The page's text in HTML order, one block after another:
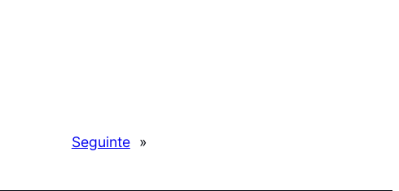
Seguinte »